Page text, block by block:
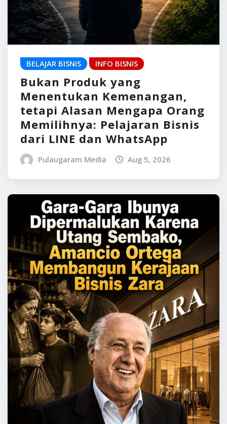
BELAJAR BISNIS INFO BISNIS
Bukan Produk yang
Menentukan Kemenangan,
tetapi Alasan Mengapa Orang
Memilihnya: Pelajaran Bisnis
dari LINE dan WhatsApp
Pulaugaram Media Aug 5, 2026